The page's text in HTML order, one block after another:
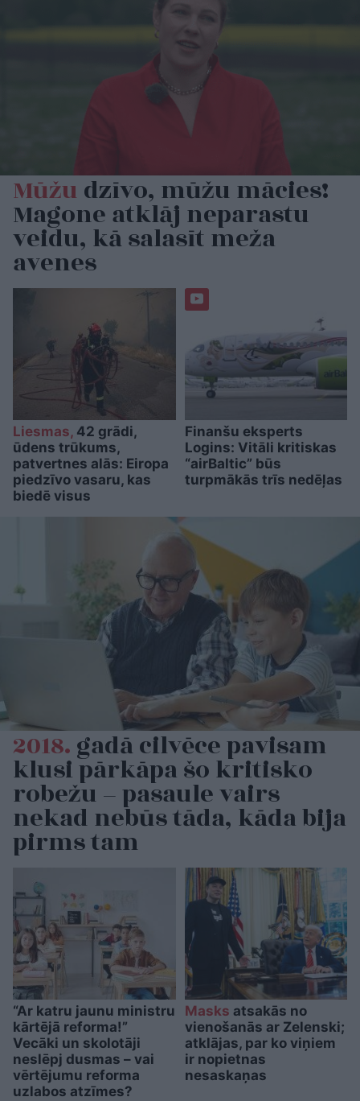
Mūžudzīvo, mūžu mācies!
Magone atklāj neparastu
veidu, kā salasīt meža
avenes
Liesmas, 42 grādi,
ūdens trūkums,
patvertnes alās: Eiropa
piedzīvo vasaru, kas
biedē visus
Finanšu eksperts
Logins: Vitāli kritiskas
“airBaltic” būs
turpmākās trīs nedēļas
2018.gadā cilvēce pavisam
klusi pārkāpa šo kritisko
robežu – pasaule vairs
nekad nebūs tāda, kāda bija
pirms tam
“Ar katru jaunu ministru
kārtējā reforma!”
Vecāki un skolotāji
neslēpj dusmas – vai
vērtējumu reforma
uzlabos atzīmes?
Masks atsakās no
vienošanās ar Zelenski;
atklājas, par ko viņiem
ir nopietnas
nesaskaņas